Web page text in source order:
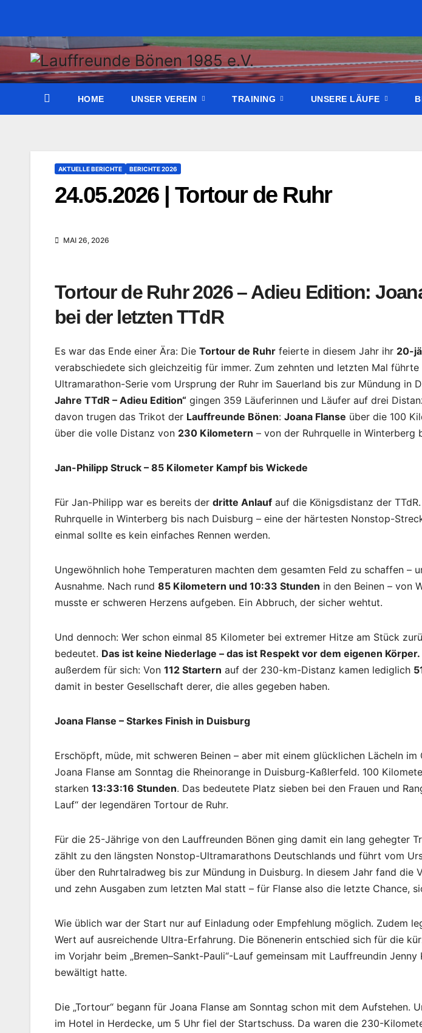
wechseln
HOME UNSER VEREIN TRAINING UNSERE LÄUFE
AKTUELLE BERICHTE BERICHTE 2026
24.05.2026 | Tortour de Ruhr
MAI 26, 2026
Tortour de Ruhr 2026 – Adieu Edition:
bei der letzten TTdR
Es war das Ende einer Ära: Die Tortour de Ruhr feierte in diesem Jahr ihr 20-
verabschiedete sich gleichzeitig für immer. Zum zehnten und letzten Mal
Ultramarathon-Serie vom Ursprung der Ruhr im Sauerland bis zur Mündung in
Jahre TTdR – Adieu Edition“ gingen 359 Läuferinnen und Läufer auf drei
davon trugen das Trikot der Lauffreunde Bönen: Joana Flanse über die 100
über die volle Distanz von 230 Kilometern – von der Ruhrquelle in Winterberg
Jan-Philipp Struck – 85 Kilometer Kampf bis Wickede
Für Jan-Philipp war es bereits der dritte Anlauf auf die Königsdistanz der
Ruhrquelle in Winterberg bis nach Duisburg – eine der härtesten Nonstop-
einmal sollte es kein einfaches Rennen werden.
Ungewöhnlich hohe Temperaturen machten dem gesamten Feld zu schaffen –
Ausnahme. Nach rund 85 Kilometern und 10:33 Stunden in den Beinen – von
musste er schweren Herzens aufgeben. Ein Abbruch, der sicher wehtut.
Und dennoch: Wer schon einmal 85 Kilometer bei extremer Hitze am Stück
bedeutet. Das ist keine Niederlage – das ist Respekt vor dem eigenen Körper.
außerdem für sich: Von 112 Startern auf der 230-km-Distanz kamen lediglich
damit in bester Gesellschaft derer, die alles gegeben haben.
Joana Flanse – Starkes Finish in Duisburg
Erschöpft, müde, mit schweren Beinen – aber mit einem glücklichen Lächeln
Joana Flanse am Sonntag die Rheinorange in Duisburg-Kaßlerfeld. 100
starken 13:33:16 Stunden. Das bedeutete Platz sieben bei den Frauen und
Lauf“ der legendären Tortour de Ruhr.
Für die 25-Jährige von den Lauffreunden Bönen ging damit ein lang gehegter
zählt zu den längsten Nonstop-Ultramarathons Deutschlands und führt vom
über den Ruhrtalradweg bis zur Mündung in Duisburg. In diesem Jahr fand die
und zehn Ausgaben zum letzten Mal statt – für Flanse also die letzte Chance,
Wie üblich war der Start nur auf Einladung oder Empfehlung möglich. Zudem
Wert auf ausreichende Ultra-Erfahrung. Die Bönenerin entschied sich für die
im Vorjahr beim „Bremen–Sankt-Pauli“-Lauf gemeinsam mit Lauffreundin Jenny
bewältigt hatte.
Die „Tortour“ begann für Joana Flanse am Sonntag schon mit dem Aufstehen.
im Hotel in Herdecke, um 5 Uhr fiel der Startschuss. Da waren die 230-